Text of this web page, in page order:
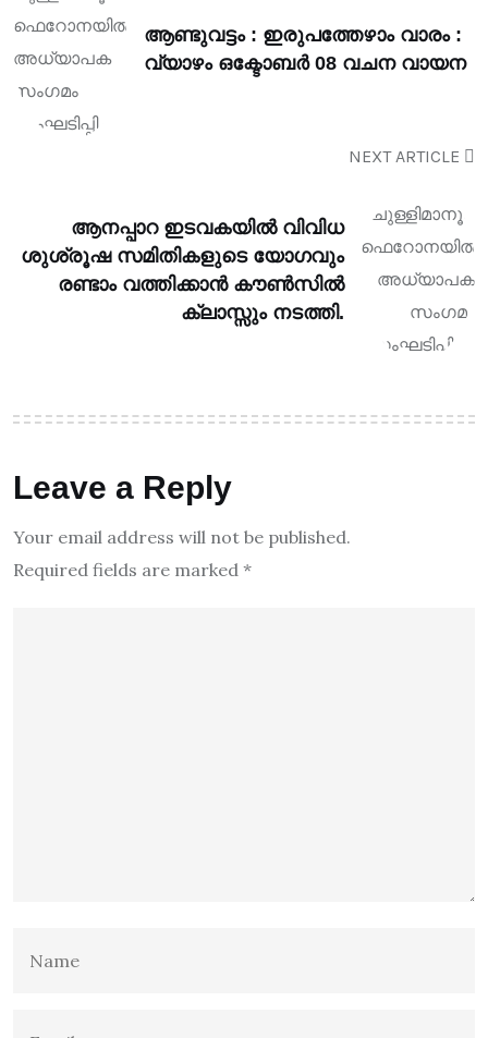
ആണ്ടുവട്ടം : ഇരുപത്തേഴാം വാരം :
വ്യാഴം ഒക്ടോബർ 08 വചന വായന
NEXT ARTICLE
ആനപ്പാറ ഇടവകയിൽ വിവിധ
ശുശ്രൂഷ സമിതികളുടെ യോഗവും
രണ്ടാം വത്തിക്കാൻ കൗൺസിൽ
ക്ലാസ്സും നടത്തി.
Leave a Reply
Your email address will not be published.
Required fields are marked *